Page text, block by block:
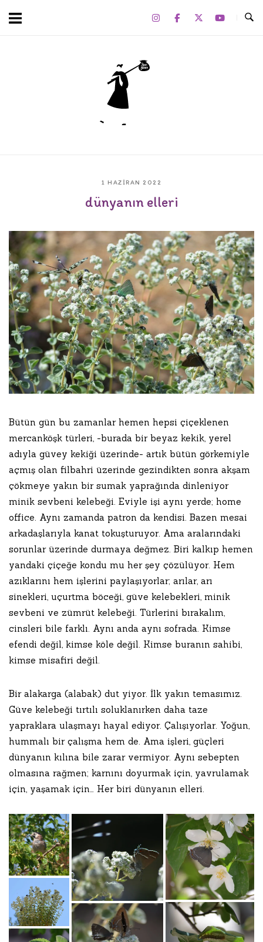
Home
1 HAZIRAN 2022
dünyanın elleri
Bütün gün bu zamanlar hemen hepsi çiçeklenen
mercanköşk türleri, -burada bir beyaz kekik, yerel
adıyla güvey kekiği üzerinde- artık bütün görkemiyle
açmış olan filbahri üzerinde gezindikten sonra akşam
çökmeye yakın bir sumak yaprağında dinleniyor
minik sevbeni kelebeği. Eviyle işi aynı yerde; home
office. Aynı zamanda patron da kendisi. Bazen mesai
arkadaşlarıyla kanat tokuşturuyor. Ama aralarındaki
sorunlar üzerinde durmaya değmez. Biri kalkıp hemen
yandaki çiçeğe kondu mu her şey çözülüyor. Hem
azıklarını hem işlerini paylaşıyorlar; arılar, arı
sinekleri, uçurtma böceği, güve kelebekleri, minik
sevbeni ve zümrüt kelebeği. Türlerini bırakalım,
cinsleri bile farklı. Aynı anda aynı sofrada. Kimse
efendi değil, kimse köle değil. Kimse buranın sahibi,
kimse misafiri değil.
Bir alakarga (alabak) dut yiyor. İlk yakın temasımız.
Güve kelebeği tırtılı soluklanırken daha taze
yapraklara ulaşmayı hayal ediyor. Çalışıyorlar. Yoğun,
hummalı bir çalışma hem de. Ama işleri, güçleri
dünyanın kılına bile zarar vermiyor. Aynı sebepten
olmasına rağmen; karnını doyurmak için, yavrulamak
için, yaşamak için… Her biri dünyanın elleri.